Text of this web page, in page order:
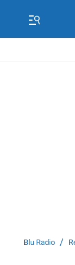
Blu Radio /